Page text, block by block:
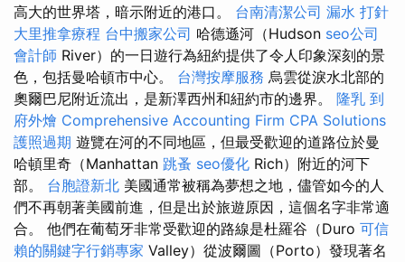
高大的世界塔，暗示附近的港口。 台南清潔公司 漏水 打針
大里推拿療程 台中搬家公司 哈德遜河（Hudson seo公司
會計師 River）的一日遊行為紐約提供了令人印象深刻的景
色，包括曼哈頓市中心。 台灣按摩服務 烏雲從淚水北部的
奧爾巴尼附近流出，是新澤西州和紐約市的邊界。 隆乳 到
府外燴 Comprehensive Accounting Firm CPA Solutions
護照過期 遊覽在河的不同地區，但最受歡迎的道路位於曼
哈頓里奇（Manhattan 跳蚤 seo優化 Rich）附近的河下
部。 台胞證新北 美國通常被稱為夢想之地，儘管如今的人
們不再朝著美國前進，但是出於旅遊原因，這個名字非常適
合。 他們在葡萄牙非常受歡迎的路線是杜羅谷（Duro 可信
賴的關鍵字行銷專家 Valley）從波爾圖（Porto）發現著名